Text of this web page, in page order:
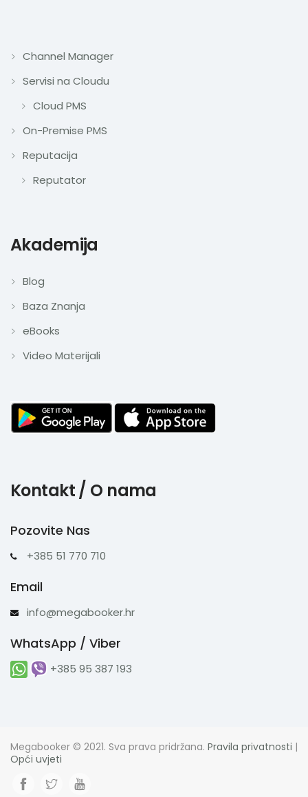
Channel Manager
Servisi na Cloudu
Cloud PMS
On-Premise PMS
Reputacija
Reputator
Akademija
Blog
Baza Znanja
eBooks
Video Materijali
Kontakt / O nama
Pozovite Nas
+385 51 770 710
Email
info@megabooker.hr
WhatsApp / Viber
+385 95 387 193
Megabooker © 2021. Sva prava pridržana. Pravila privatnosti |
Opći uvjeti